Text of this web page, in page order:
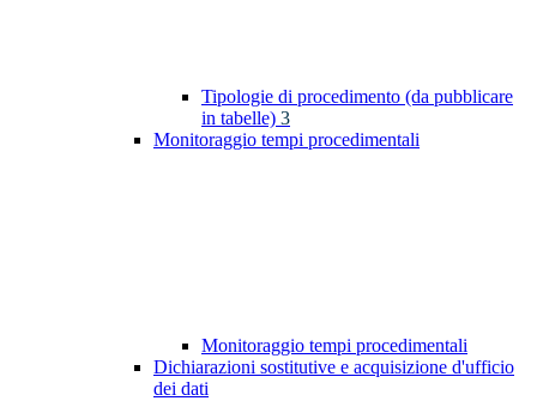
Tipologie di procedimento (da pubblicare
in tabelle) 3
Monitoraggio tempi procedimentali
Monitoraggio tempi procedimentali
Dichiarazioni sostitutive e acquisizione d'ufficio
dei dati